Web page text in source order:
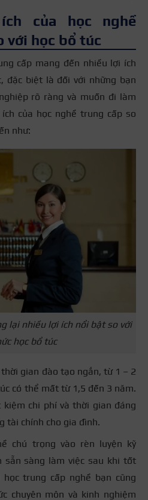
hiện
viên và
học.
kéo dài từ 1 – 2
năm.
đào
học
Toán,
Cung cấp kiến thức
chuyên môn và kỹ
năng thực hành của
mà học viên lựa
nhận
đương
3 hệ
Bằng tốt nghiệp
trung cấp nghề
chứng nhận có khả
năng làm việc trong
lĩnh vực được đào
tạo.
làm sau
chế
nghề,
nơi yêu
Có thể đi làm ngay
sau khi tốt nghiệp
với các vị trí phù
hợp với ngành nghề
rộng
đẳng.
Có thể học liên
thông lên cao đẳng
nghề nếu đã có
của học nghề
với học bổ túc
cấp mang đến nhiều lợi ích
đặc biệt là đối với những bạn
rõ ràng và muốn đi làm
của học nghề trung cấp so
như:
lại nhiều lợi ích nổi bật so với
học bổ túc
gian đào tạo ngắn, từ 1 – 2
có thể mất từ 1,5 đến 3 năm.
chi phí và thời gian đáng
tài chính cho gia đình.
chú trọng vào rèn luyện kỹ
sẵn sàng làm việc sau khi tốt
trung cấp nghề bạn cũng
chuyên môn và kinh nghiệm